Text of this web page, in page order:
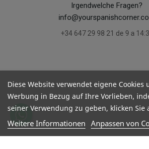
Irgendwelche Fragen?
+34 647 29 98 21 de 9 a
Diese Website verwendet eigene
Werbung in Bezug auf Ihre Vorlieben,
seiner Verwendung zu geben, klicken
Weitere Informationen Anpassen von